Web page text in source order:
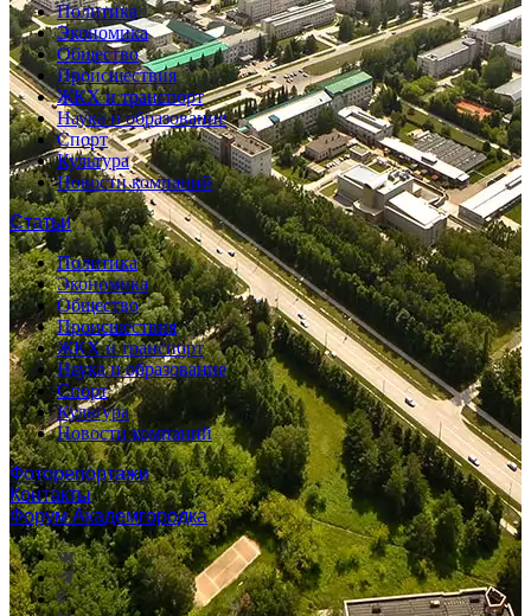
Политика
Экономика
Общество
Происшествия
ЖКХ и транспорт
Наука и образование
Спорт
Культура
Новости компаний
Статьи
Политика
Экономика
Общество
Происшествия
ЖКХ и транспорт
Наука и образование
Спорт
Культура
Новости компаний
Фоторепортажи
Контакты
Форум Академгородка